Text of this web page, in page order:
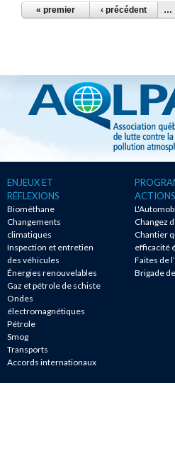
PAGES
« premier ‹ précédent …
ENJEUX ET
RÉFLEXIONS
Biométhane
Changements
climatiques
Inspection et entretien
des véhicules
Énergies renouvelables
Gaz et pétrole de schiste
Ondes
électromagnétiques
Pétrole
Smog
Transports
Accords internationaux
ACTIONS
Changez
Chantier
efficacité
Faites de
Brigade